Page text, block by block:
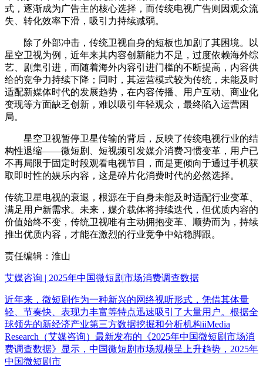
式，逐渐成为广告主的核心选择，而传统电视广告则因观众流
失、转化效率下滑，吸引力持续减弱。
除了外部冲击，传统卫视自身的短板也加剧了其困境。以
星空卫视为例，近年来其内容创新能力不足，过度依赖海外综
艺、剧集引进，而随着海外内容引进门槛的不断提高，内容供
给的竞争力持续下降；同时，其运营模式较为传统，未能及时
适配新媒体时代的发展趋势，在内容传播、用户互动、商业化
变现等方面缺乏创新，难以吸引年轻观众，最终陷入运营困
局。
星空卫视暂停卫星传输的背后，反映了传统电视行业的结
构性退缩——微短剧、短视频引发媒介消费习惯变革，用户已
不再局限于固定时段观看电视节目，而是更倾向于通过手机获
取即时性的娱乐内容，这是碎片化消费时代的必然选择。
传统卫星电视的衰退，根源在于自身未能及时适配行业变革、
满足用户新需求。未来，媒介载体将持续迭代，但优质内容的
价值始终不变，传统卫视唯有主动拥抱变革、顺势而为，持续
推出优质内容，才能在激烈的行业竞争中站稳脚跟。
责任编辑：淮山
艾媒咨询 | 2025年中国微短剧市场消费调查数据
近年来，微短剧作为一种新兴的网络视听形式，凭借其体量
轻、节奏快、表现力丰富等特点迅速吸引了大量用户。根据全
球领先的新经济产业第三方数据挖掘和分析机构iiMedia
Research（艾媒咨询）最新发布的《2025年中国微短剧市场消
费调查数据》显示，中国微短剧市场规模呈上升趋势，2025年
中国微短剧市